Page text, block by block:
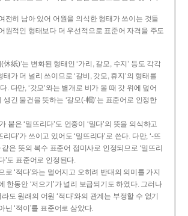
전히 남아 있어 어원을 의식한 형태가 쓰이는 것들
원적인 형태보다 더 우선적으로 표준어 자격을 주도
紙)’는 변화된 형태인 ‘가리, 갈모, 수지’ 등도 각각
가 더 널리 쓰이므로 ‘갈비, 갓모, 휴지’의 형태를
. 다만, ‘갓모’와는 별개로 비가 올 때 갓 위에 덮어
생긴 물건을 뜻하는 ‘갈모(-帽)’는 표준어로 인정한
붙은 ‘밀뜨리다’도 언중이 ‘밀다’의 뜻을 의식하고
리다’가 쓰이고 있어도 ‘밀뜨리다’로 쓴다. 다만, ‘-뜨
같은 뜻의 복수 표준어 접미사로 인정되므로 ‘밀뜨리
’도 표준어로 인정된다.
로 ‘적다’와는 멀어지고 오히려 반대의 의미를 가지
한동안 ‘저으기’가 널리 보급되기도 하였다. 그러나
도 원래의 어원 ‘적다’와의 관계는 부정할 수 없기
닌 ‘적이’를 표준어로 삼았다.